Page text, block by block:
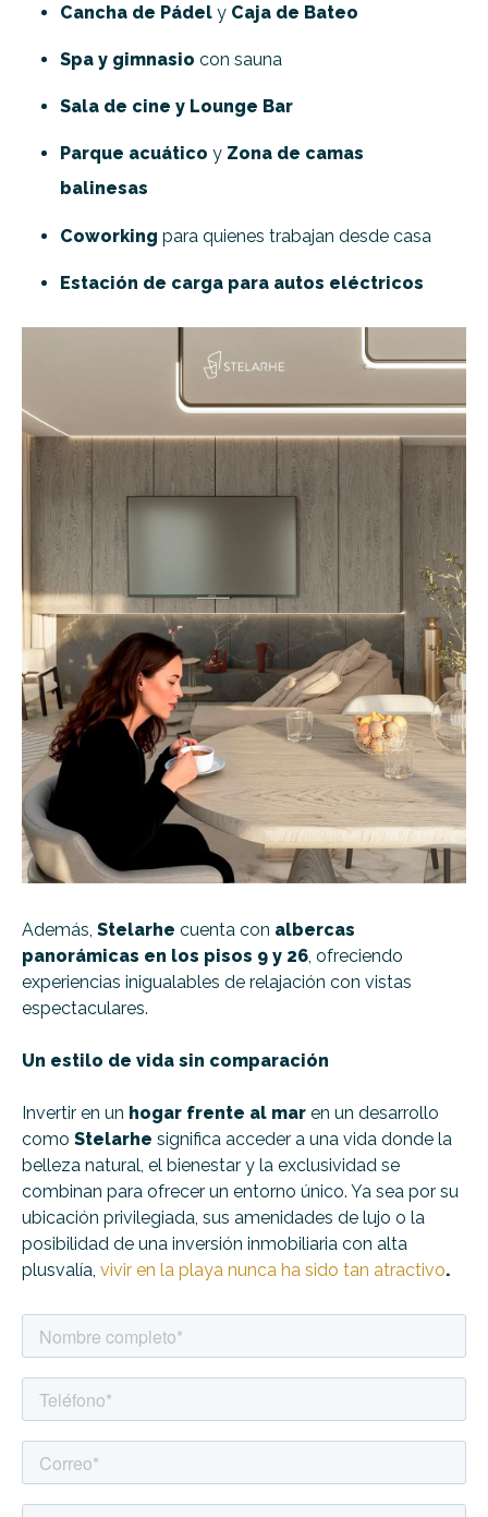
Cancha de Pádel y Caja de Bateo
Spa y gimnasio con sauna
Sala de cine y Lounge Bar
Parque acuático y Zona de camas
balinesas
Coworking para quienes trabajan desde casa
Estación de carga para autos eléctricos
Además, Stelarhe cuenta con albercas
panorámicas en los pisos 9 y 26 , ofreciendo
experiencias inigualables de relajación con vistas
espectaculares.
Un estilo de vida sin comparación
Invertir en un hogar frente al mar en un desarrollo
como Stelarhe significa acceder a una vida donde la
belleza natural, el bienestar y la exclusividad se
combinan para ofrecer un entorno único. Ya sea por su
ubicación privilegiada, sus amenidades de lujo o la
posibilidad de una inversión inmobiliaria con alta
plusvalía, vivir en la playa nunca ha sido tan atractivo.